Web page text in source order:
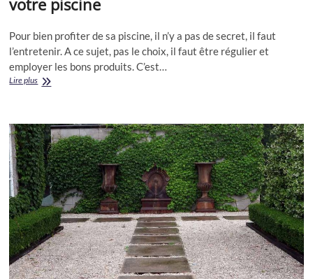
Pour bien profiter de sa piscine, il n’y a pas de secret, il faut
l’entretenir. A ce sujet, pas le choix, il faut être régulier et
employer les bons produits. C’est…
Lire plusQuelques
de
votre
piscine